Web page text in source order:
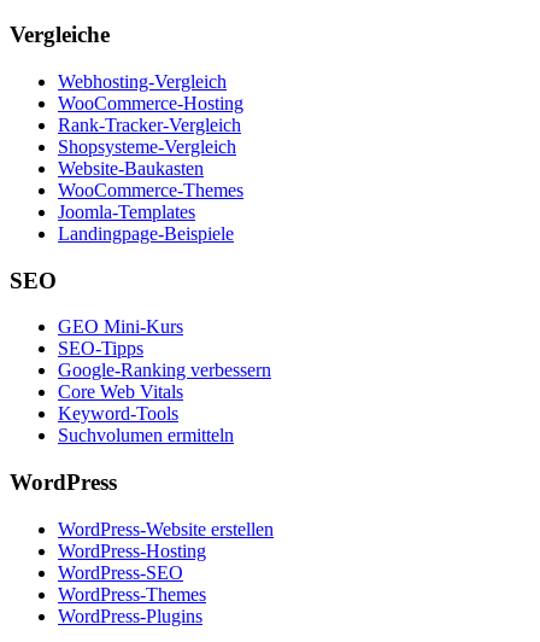
Vergleiche
Webhosting-Vergleich
WooCommerce-Hosting
Rank-Tracker-Vergleich
Shopsysteme-Vergleich
Website-Baukasten
WooCommerce-Themes
Joomla-Templates
Landingpage-Beispiele
SEO
GEO Mini-Kurs
SEO-Tipps
Google-Ranking verbessern
Core Web Vitals
Keyword-Tools
Suchvolumen ermitteln
WordPress
WordPress-Website erstellen
WordPress-Hosting
WordPress-SEO
WordPress-Themes
WordPress-Plugins